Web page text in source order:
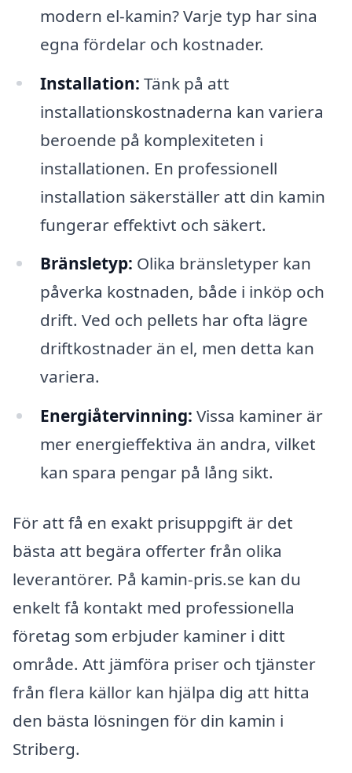
modern el-kamin? Varje typ har sina
egna fördelar och kostnader.
Installation: Tänk på att
installationskostnaderna kan variera
beroende på komplexiteten i
installationen. En professionell
installation säkerställer att din kamin
fungerar effektivt och säkert.
Bränsletyp: Olika bränsletyper kan
påverka kostnaden, både i inköp och
drift. Ved och pellets har ofta lägre
driftkostnader än el, men detta kan
variera.
Energiåtervinning: Vissa kaminer är
mer energieffektiva än andra, vilket
kan spara pengar på lång sikt.
För att få en exakt prisuppgift är det
bästa att begära offerter från olika
leverantörer. På kamin-pris.se kan du
enkelt få kontakt med professionella
företag som erbjuder kaminer i ditt
område. Att jämföra priser och tjänster
från flera källor kan hjälpa dig att hitta
den bästa lösningen för din kamin i
Striberg.